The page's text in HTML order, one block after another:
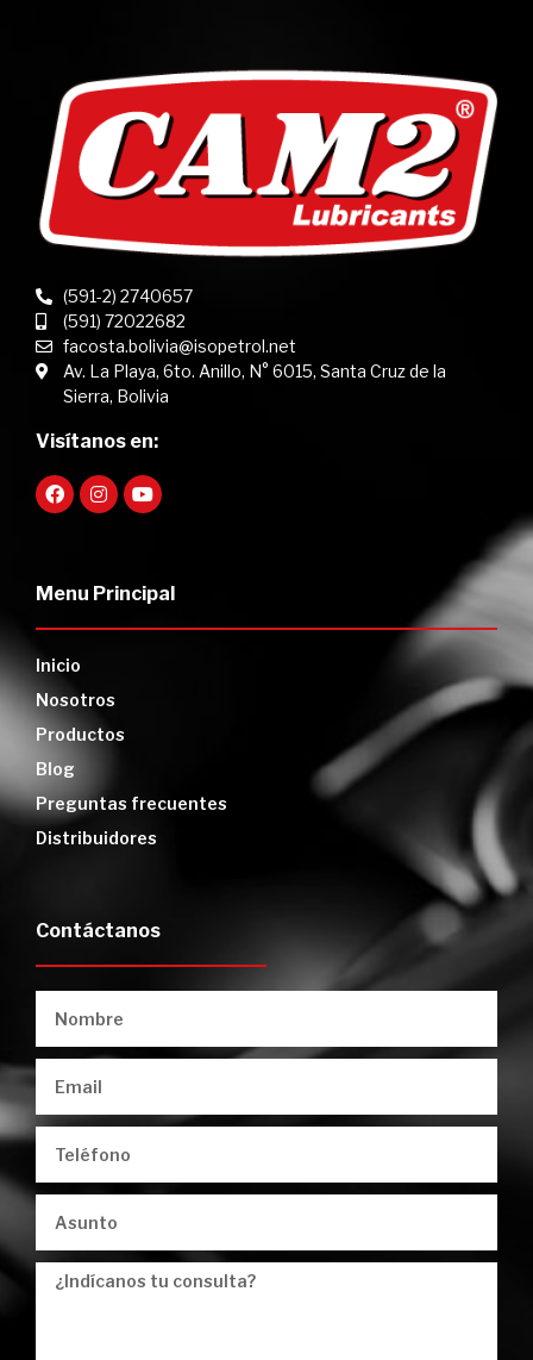
(591-2) 2740657
(591) 72022682
facosta.bolivia@isopetrol.net
Av. La Playa, 6to. Anillo, N° 6015, Santa Cruz de la
Sierra, Bolivia
Visítanos en:
Menu Principal
Inicio
Nosotros
Productos
Blog
Preguntas frecuentes
Distribuidores
Contáctanos